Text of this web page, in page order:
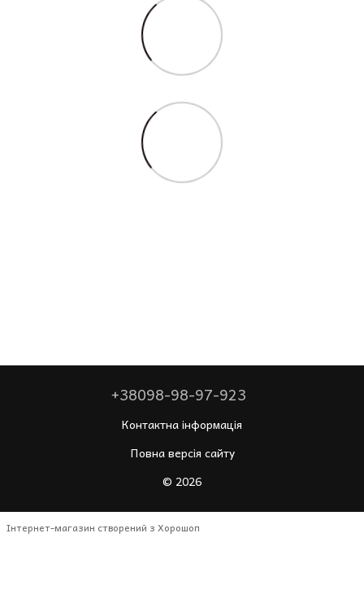
+38098-98-97-923
Контактна інформація
Повна версія сайту
© 2026
Інтернет-магазин створений з Хорошоп